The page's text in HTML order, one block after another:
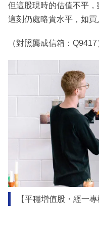
但這股現時的估值不平
這刻仍處略貴水平，如買
（對照龔成信箱：Q9417
【平穩增值股・經一